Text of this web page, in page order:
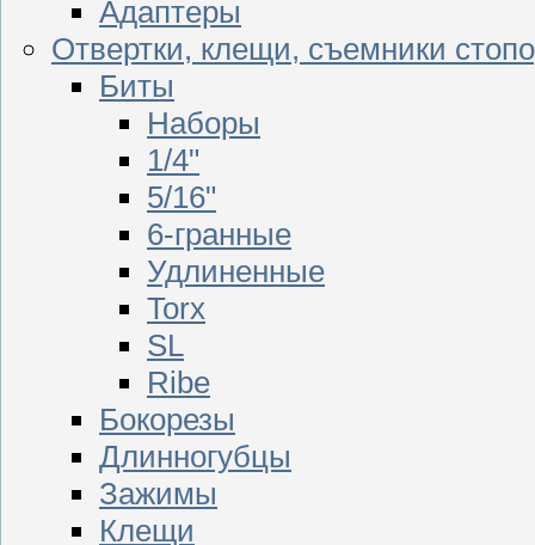
Адаптеры
Отвертки, клещи, съемники
Биты
Наборы
1/4"
5/16"
6-гранные
Удлиненные
Torx
SL
Ribe
Бокорезы
Длинногубцы
Зажимы
Клещи